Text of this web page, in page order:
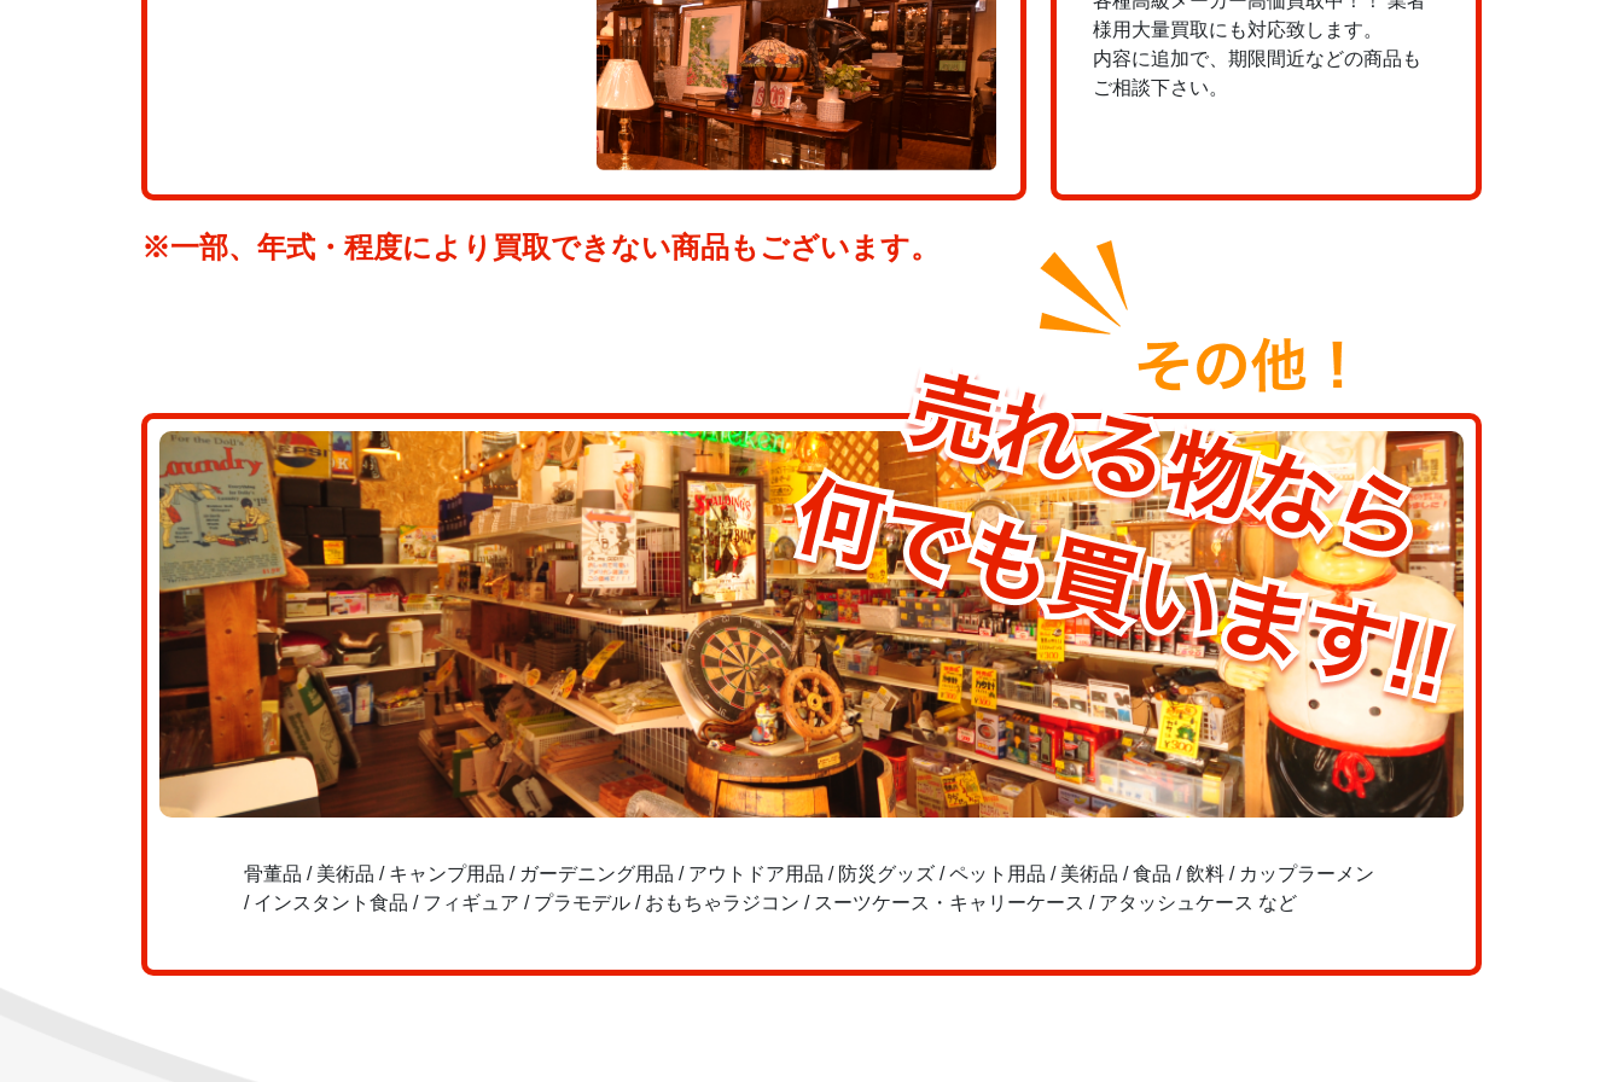
様用大量買取にも対応致します。
内容に追加で、期限間近などの商品も
ご相談下さい。
※一部、年式・程度により買取できない商品もございます。
骨董品 / 美術品 / キャンプ用品 / ガーデニング用品 / アウトドア用品 / 防災グッズ / ペット用品 / 美術品 / 食品 / 飲料 / カップラーメン
/ インスタント食品 / フィギュア / プラモデル / おもちゃラジコン / スーツケース・キャリーケース / アタッシュケース など